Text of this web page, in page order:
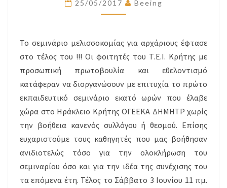
ΗΡΆΚΛΕΙΟ
ΚΡΉΤΗΣ
25/05/2017 Beeing
Το σεμινάριο μελισσοκομίας για αρχάριους έφτασε
στο τέλος του !!! Οι φοιτητές του Τ.Ε.Ι. Κρήτης με
προσωπική πρωτοβουλία και εθελοντισμό
κατάφεραν να διοργανώσουν με επιτυχία το πρώτο
εκπαιδευτικό σεμινάριο εκατό ωρών που έλαβε
χώρα στο Ηράκλειο Κρήτης ΟΓΕΕΚΑ ΔΗΜΗΤΡ χωρίς
την βοήθεια κανενός συλλόγου ή θεσμού. Επίσης
ευχαριστούμε τους καθηγητές που μας βοήθησαν
ανιδιοτελώς τόσο για την ολοκλήρωση του
σεμιναρίου όσο και για την ιδέα της συνέχισης του
τα επόμενα έτη. Τέλος το Σάββατο 3 Ιουνίου 11 πμ.